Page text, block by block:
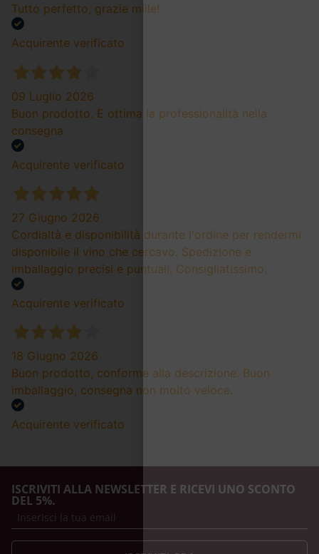
Tutto perfetto, grazie mille!
Acquirente verificato
09 Luglio 2026
Buon prodotto. E ottima la professionalità nella
consegna
Acquirente verificato
27 Giugno 2026
Cordialtà e disponibilità durante l'ordine per rendermi
disponibile il vino che cercavo. Spedizione e
imballaggio precisi e puntuali. Consigliatissimo.
Acquirente verificato
18 Giugno 2026
Buon prodotto, conforme alla descrizione. Buon
imballaggio, consegna non molto veloce.
Acquirente verificato
ISCRIVITI ALLA NEWSLETTER E RICEVI UNO SCONTO
DEL 5%.